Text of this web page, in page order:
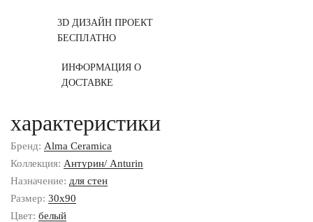
3D ДИЗАЙН ПРОЕКТ
БЕСПЛАТНО
ИНФОРМАЦИЯ О
ДОСТАВКЕ
характеристики
Бренд: Alma Ceramica
Коллекция: Антурин/ Anturin
Назначение: для стен
Размер: 30x90
Цвет: белый